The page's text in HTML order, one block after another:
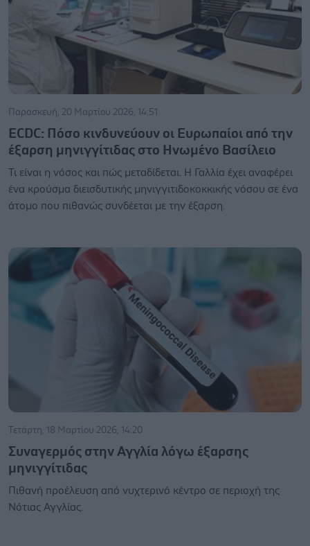
Παρασκευή, 20 Μαρτίου 2026, 14:51
ECDC: Πόσο κινδυνεύουν οι Ευρωπαίοι από την
έξαρση μηνιγγίτιδας στο Ηνωμένο Βασίλειο
Τι είναι η νόσος και πώς μεταδίδεται. Η Γαλλία έχει αναφέρει
ένα κρούσμα διεισδυτικής μηνιγγιτιδοκοκκικής νόσου σε ένα
άτομο που πιθανώς συνδέεται με την έξαρση.
Τετάρτη, 18 Μαρτίου 2026, 14:20
Συναγερμός στην Αγγλία λόγω έξαρσης
μηνιγγίτιδας
Πιθανή προέλευση από νυχτερινό κέντρο σε περιοχή της
Νότιας Αγγλίας.